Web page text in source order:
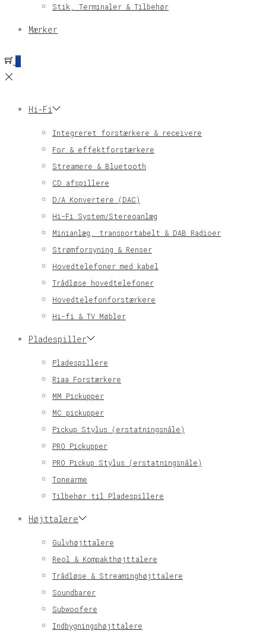
Stik, Terminaler & Tilbehør
Mærker
0
Hi-Fi
Integreret forstærkere & receivere
For & effektforstærkere
Streamere & Bluetooth
CD afspillere
D/A Konvertere (DAC)
Hi-Fi System/Stereoanlæg
Minianlæg, transportabelt & DAB Radioer
Strømforsyning & Renser
Hovedtelefoner med kabel
Trådløse hovedtelefoner
Hovedtelefonforstærkere
Hi-fi & TV Møbler
Pladespiller
Pladespillere
Riaa Forstærkere
MM Pickupper
MC pickupper
Pickup Stylus (erstatningsnåle)
PRO Pickupper
PRO Pickup Stylus (erstatningsnåle)
Tonearme
Tilbehør til Pladespillere
Højttalere
Gulvhøjttalere
Reol & Kompakthøjttalere
Trådløse & Streaminghøjttalere
Soundbarer
Subwoofere
Indbygningshøjttalere